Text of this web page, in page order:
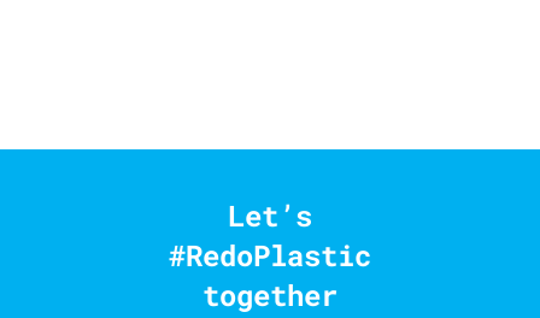
Let’s
#RedoPlastic
together